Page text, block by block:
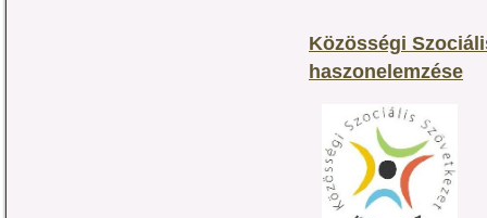
Közösségi
haszonelemzése